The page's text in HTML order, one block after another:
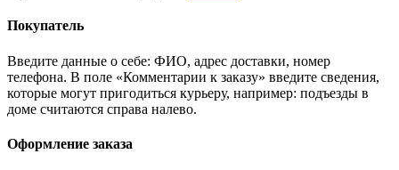
Покупатель
Введите данные о себе: ФИО, адрес доставки, номер
телефона. В поле «Комментарии к заказу» введите сведения,
которые могут пригодиться курьеру, например: подъезды в
доме считаются справа налево.
Оформление заказа